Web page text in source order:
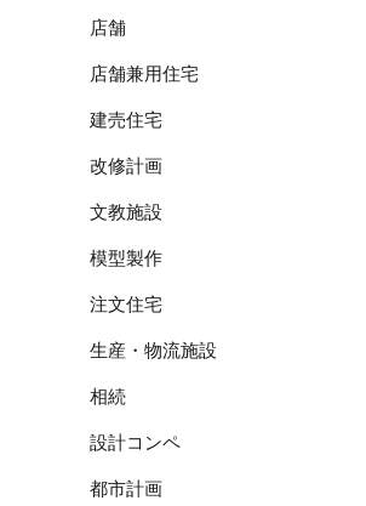
店舗
店舗兼用住宅
建売住宅
改修計画
文教施設
模型製作
注文住宅
生産・物流施設
相続
設計コンペ
都市計画